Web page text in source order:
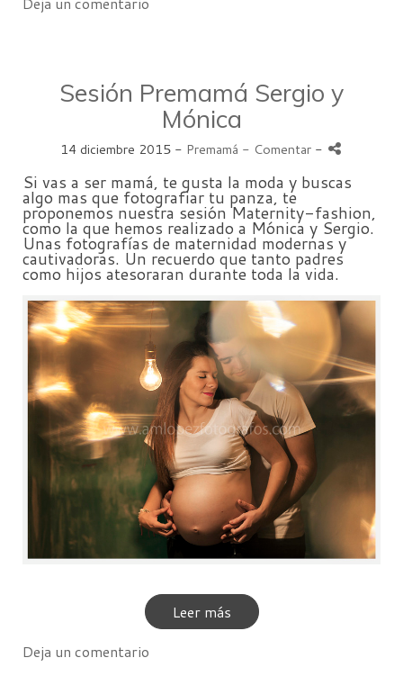
Sesión Premamá Sergio y
Mónica
14 diciembre 2015 - Premamá - Comentar -
Si vas a ser mamá, te gusta la moda y buscas
algo mas que fotografiar tu panza, te
proponemos nuestra sesión Maternity-fashion,
como la que hemos realizado a Mónica y Sergio.
Unas fotografías de maternidad modernas y
cautivadoras. Un recuerdo que tanto padres
como hijos atesoraran durante toda la vida.
Leer más
Deja un comentario